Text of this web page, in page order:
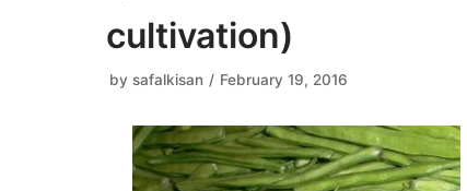
cultivation)
by safalkisan February 19, 2016